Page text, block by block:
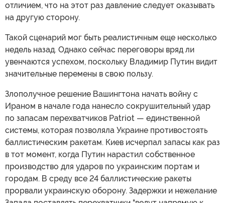
отличием, что на этот раз давление следует оказывать
на другую сторону.
Такой сценарий мог быть реалистичным еще несколько
недель назад. Однако сейчас переговоры вряд ли
увенчаются успехом, поскольку Владимир Путин видит
значительные перемены в свою пользу.
Злополучное решение Вашингтона начать войну с
Ираном в начале года нанесло сокрушительный удар
по запасам перехватчиков Patriot — единственной
системы, которая позволяла Украине противостоять
баллистическим ракетам. Киев исчерпал запасы как раз
в тот момент, когда Путин нарастил собственное
производство для ударов по украинским портам и
городам. В среду все 24 баллистические ракеты
прорвали украинскую оборону. Задержки и нежелание